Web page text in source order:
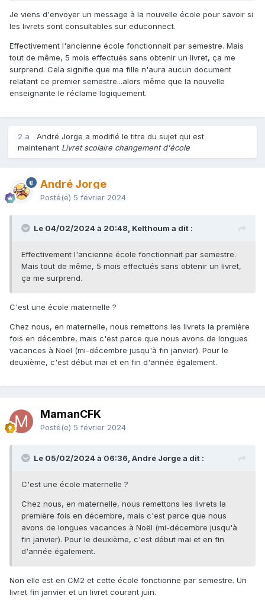
Je viens d'envoyer un message à la nouvelle école pour savoir si
les livrets sont consultables sur educonnect.
Effectivement l'ancienne école fonctionnait par semestre. Mais
tout de même, 5 mois effectués sans obtenir un livret, ça me
surprend. Cela signifie que ma fille n'aura aucun document
relatant ce premier semestre...alors même que la nouvelle
enseignante le réclame logiquement.
2 a
André Jorge a modifié le titre du sujet qui est
maintenant Livret scolaire changement d'école
André Jorge
Posté(e) 5 février 2024
Le 04/02/2024 à 20:48, Kelthoum a dit :
Effectivement l'ancienne école fonctionnait par semestre.
Mais tout de même, 5 mois effectués sans obtenir un livret,
ça me surprend.
C'est une école maternelle ?
Chez nous, en maternelle, nous remettons les livrets la première
fois en décembre, mais c'est parce que nous avons de longues
vacances à Noël (mi-décembre jusqu'à fin janvier). Pour le
deuxième, c'est début mai et en fin d'année également.
MamanCFK
Posté(e) 5 février 2024
Le 05/02/2024 à 06:36, André Jorge a dit :
C'est une école maternelle ?
Chez nous, en maternelle, nous remettons les livrets la
première fois en décembre, mais c'est parce que nous
avons de longues vacances à Noël (mi-décembre jusqu'à
fin janvier). Pour le deuxième, c'est début mai et en fin
d'année également.
Non elle est en CM2 et cette école fonctionne par semestre. Un
livret fin janvier et un livret courant juin.